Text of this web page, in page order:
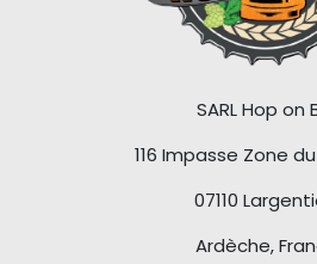
SARL Hop on
116 Impasse Zone
07110
Ardèche,